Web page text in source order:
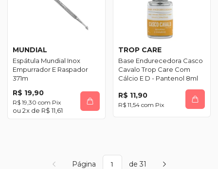
MUNDIAL
Espátula Mundial Inox
Empurrador E Raspador
371m
R$ 19,90
R$ 19,30 com Pix
2x de R$ 11,61
TROP CARE
Base Endurecedora Casco
Cavalo Trop Care Com
Cálcio E D - Pantenol 8ml
R$ 11,90
R$ 11,54 com Pix
Página de 31